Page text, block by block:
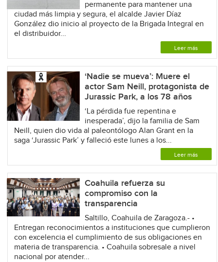
permanente para mantener una
ciudad más limpia y segura, el alcalde Javier Díaz
González dio inicio al proyecto de la Brigada Integral en
el distribuidor...
Leer más
‘Nadie se mueva’: Muere el
actor Sam Neill, protagonista de
Jurassic Park, a los 78 años
‘La pérdida fue repentina e
inesperada’, dijo la familia de Sam
Neill, quien dio vida al paleontólogo Alan Grant en la
saga ‘Jurassic Park’ y falleció este lunes a los...
Leer más
Coahuila refuerza su
compromiso con la
transparencia
Saltillo, Coahuila de Zaragoza.- •
Entregan reconocimientos a instituciones que cumplieron
con excelencia el cumplimiento de sus obligaciones en
materia de transparencia. • Coahuila sobresale a nivel
nacional por atender...